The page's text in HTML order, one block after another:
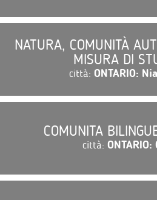
NATURA, COMUNITÀ
MISURA DI
città: ONTARIO:
COMUNITA
città: